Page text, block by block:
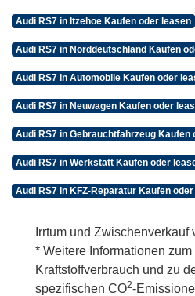
Audi RS7 in Itzehoe Kaufen oder leasen
Audi RS7 in Norddeutschland Kaufen
Audi RS7 in Automobile Kaufen oder
Audi RS7 in Neuwagen Kaufen oder
Audi RS7 in Gebrauchtfahrzeug Kaufen
Audi RS7 in Werkstatt Kaufen oder
Audi RS7 in KFZ-Reparatur Kaufen
Irrtum und Zwischenverkauf
* Weitere Informationen
Kraftstoffverbrauch und zu
spezifischen CO2-